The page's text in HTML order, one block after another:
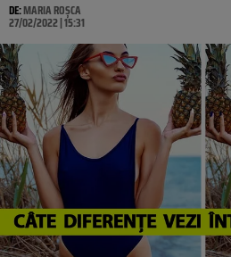
DE:MARIA ROȘCA
27/02/2022 | 15:31